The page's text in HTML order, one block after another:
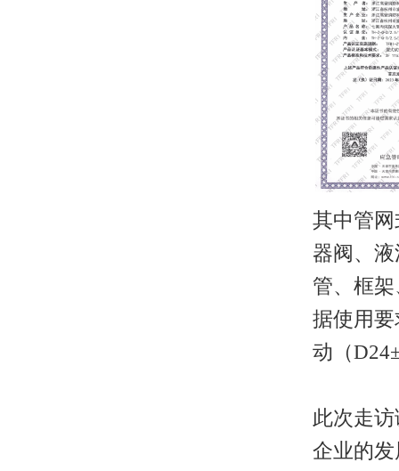
其中管
器阀、
管、框
据使用
动（
此次走
企业的